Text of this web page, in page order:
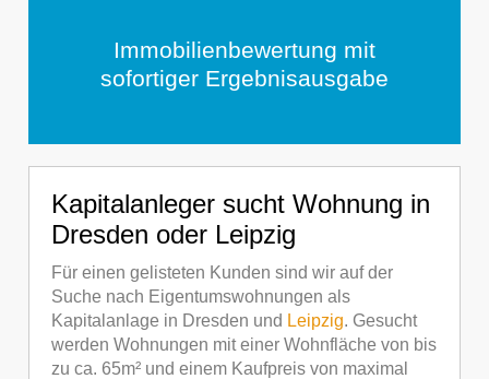
Immobilienbewertung mit
sofortiger Ergebnisausgabe
Kapitalanleger sucht Wohnung in
Dresden oder Leipzig
Für einen gelisteten Kunden sind wir auf der
Suche nach Eigentumswohnungen als
Kapitalanlage in Dresden und Leipzig. Gesucht
werden Wohnungen mit einer Wohnfläche von bis
zu ca. 65m² und einem Kaufpreis von maximal